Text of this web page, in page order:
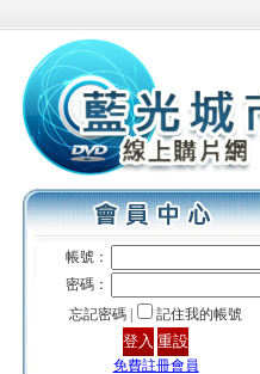
帳號：
密碼：
忘記密碼 |
記住我的帳號
免費註冊會員